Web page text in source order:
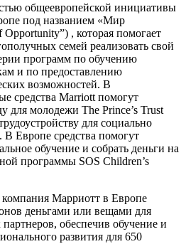
общеевропейской инициативы
под названием «Мир
, которая помогает
семей реализовать свой
программ по обучению
и по предоставлению
возможностей. В
средства Marriott помогут
для молодежи The Prince’s Trust
для социально
Европе средства помогут
обучение и собрать деньги на
программы SOS Children’s
компания Марриотт в Европе
деньгами или вещами для
обеспечив обучение и
развития для 650